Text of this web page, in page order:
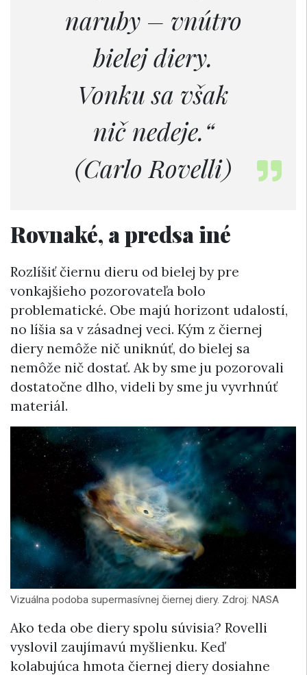
naruby – vnútro
bielej diery.
Vonku sa však
nič nedeje.“
(Carlo Rovelli)
Rovnaké, a predsa iné
Rozlíšiť čiernu dieru od bielej by pre
vonkajšieho pozorovateľa bolo
problematické. Obe majú horizont udalostí,
no líšia sa v zásadnej veci. Kým z čiernej
diery nemôže nič uniknúť, do bielej sa
nemôže nič dostať. Ak by sme ju pozorovali
dostatočne dlho, videli by sme ju vyvrhnúť
materiál.
Vizuálna podoba supermasívnej čiernej diery. Zdroj: NASA
Ako teda obe diery spolu súvisia? Rovelli
vyslovil zaujímavú myšlienku. Keď
kolabujúca hmota čiernej diery dosiahne